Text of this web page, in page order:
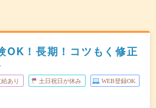
OK！長期！コツもく修正
あり 土日祝日が休み WEB登録OK